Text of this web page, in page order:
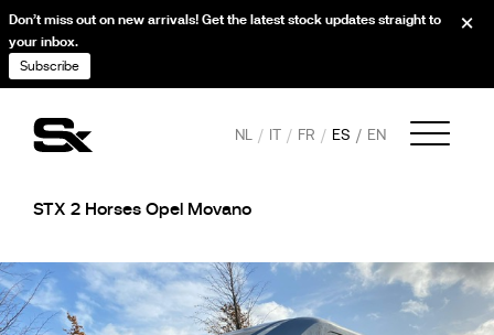
NL IT FR ES EN
STX 2 Horses Opel Movano
Don’t miss out on new arrivals! Get the latest stock updates straight to
your inbox.
Subscribe